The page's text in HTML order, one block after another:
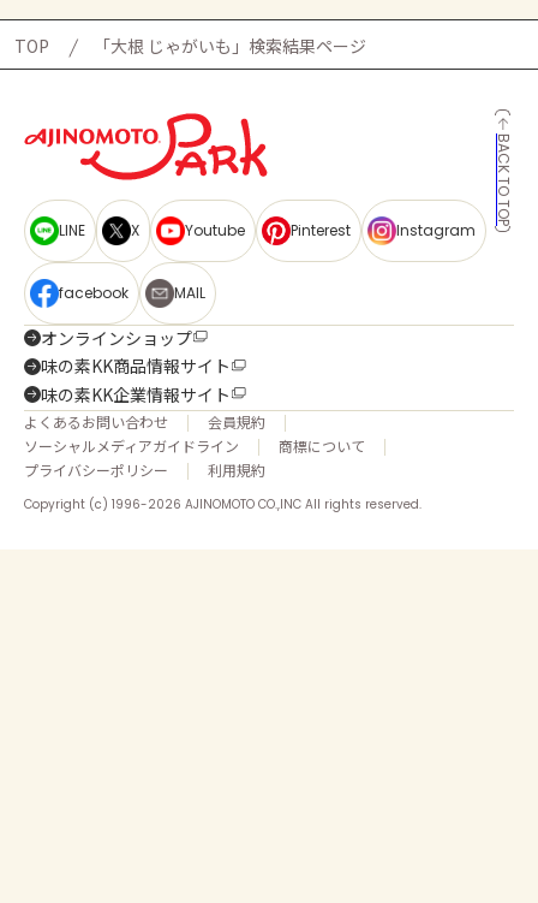
TOP 「大根 じゃがいも」検索結果ページ
BACK TO TOP
LINE X Youtube Pinterest Instagram
facebook MAIL
オンラインショップ
味の素KK商品情報サイト
味の素KK企業情報サイト
よくあるお問い合わせ
会員規約
ソーシャルメディアガイドライン
商標について
プライバシーポリシー
利用規約
Copyright (c) 1996-2026 AJINOMOTO CO.,INC All rights reserved.